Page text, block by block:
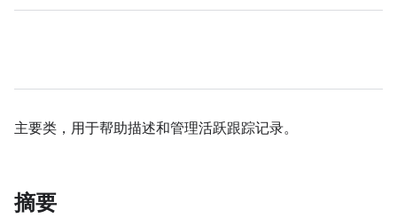
主要类，用于帮助描述和管理活跃跟踪记录。
摘要